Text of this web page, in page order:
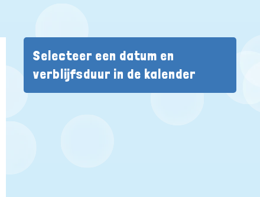
Selecteer een datum en
verblijfsduur in de kalender